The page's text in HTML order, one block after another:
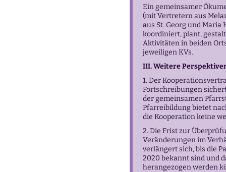
Ein gemeinsamer
(mit Vertretern aus
aus St. Georg und
koordiniert, plant,
Aktivitäten in beiden
jeweiligen KVs.
III. Weitere
1. Der
Fortschreibungen
der gemeinsamen
Pfarreibildung bietet
die Kooperation keine
2. Die Frist zur
Veränderungen im
verlängert sich, bis die
2020 bekannt sind und
herangezogen werden